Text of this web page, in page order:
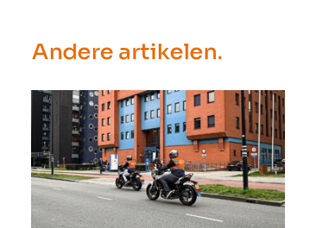
Andere artikelen.